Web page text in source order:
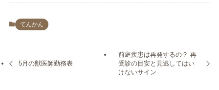
てんかん
5月の獣医師勤務表
前庭疾患は再発するの？ 再
受診の目安と見逃してはい
けないサイン